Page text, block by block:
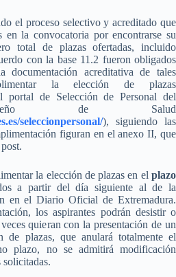
el proceso selectivo y acreditado que
en la convocatoria por encontrarse su
total de plazas ofertadas, incluido
con la base 11.2 fueron obligados
documentación acreditativa de tales
la elección de plazas
portal de Selección de Personal del
de Salud
seleccionpersonal/), siguiendo las
figuran en el anexo II, que
la elección de plazas en el plazo
a partir del día siguiente al de la
en el Diario Oficial de Extremadura.
los aspirantes podrán desistir o
quieran con la presentación de un
de plazas, que anulará totalmente el
plazo, no se admitirá modificación
solicitadas.